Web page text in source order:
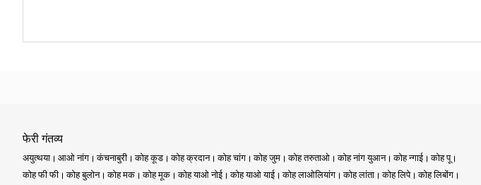
फेरी गंतव्य
अयुत्थया आओ नांग कंचनाबुरी कोह कूड कोह क्रदान कोह चांग कोह जुम कोह तरुताओ कोह नांग युआन कोह न्गाई
कोह पू
कोह फी फी
कोह बुलोन कोह मक कोह मूक कोह याओ नोई कोह याओ याई कोह लाओलियांग कोह लांता कोह लिपे
कोह लिबोंग